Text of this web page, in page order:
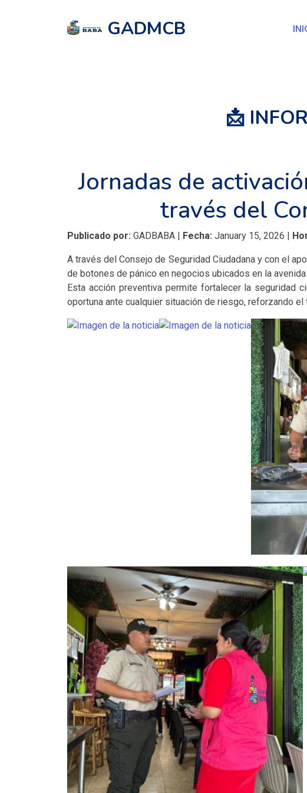
GADMCB
📩
Jornadas de
través del
Publicado por: GADBABA | Fecha: January 15, 2026 |
A través del Consejo de Seguridad Ciudadana y con el
de botones de pánico en negocios ubicados en la
Esta acción preventiva permite fortalecer la seguridad
oportuna ante cualquier situación de riesgo, reforzando